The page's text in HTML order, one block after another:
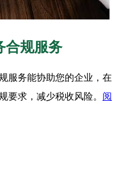
合规服务
服务能协助您的企业，在
要求，减少税收风险。 阅